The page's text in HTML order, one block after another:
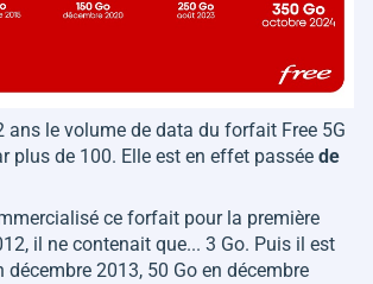
ans le volume de data du forfait Free 5G
plus de 100. Elle est en effet passée de
ce forfait pour la première
il ne contenait que... 3 Go. Puis il est
décembre 2013, 50 Go en décembre